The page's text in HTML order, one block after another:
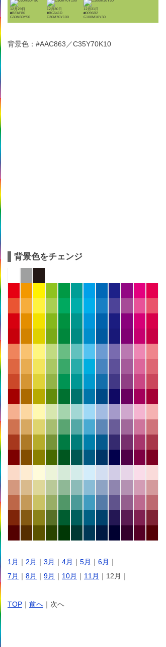
12月29日
#BFAF86
C30M30Y50
12月30日
#BC641D
C30M70Y100
12月31日
#0096B2
C100M10Y30
背景色：#AAC863／C35Y70K10
背景色をチェンジ
1月 ｜ 2月 ｜ 3月 ｜ 4月 ｜ 5月 ｜ 6月 ｜
7月 ｜ 8月 ｜ 9月 ｜ 10月 ｜ 11月 ｜12月｜
TOP ｜ 前へ ｜次へ